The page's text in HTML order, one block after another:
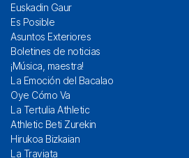
Euskadin Gaur
Es Posible
Asuntos Exteriores
Boletines de noticias
¡Música, maestra!
La Emoción del Bacalao
Oye Cómo Va
La Tertulia Athletic
Athletic Beti Zurekin
Hirukoa Bizkaian
La Traviata